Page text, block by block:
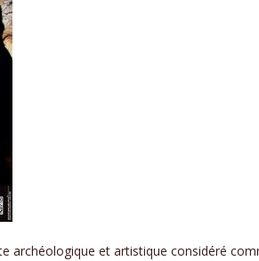
archéologique et artistique considéré